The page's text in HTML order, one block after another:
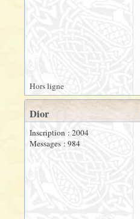
Hors ligne
Dior
Inscription : 2004
Messages : 984